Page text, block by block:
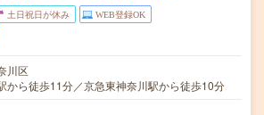
土日祝日が休み WEB登録OK
川区
から徒歩11分／京急東神奈川駅から徒歩10分